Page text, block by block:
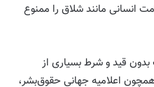
انسانی مانند شلاق را ممنوع
بدون قید و شرط بسیاری از
اعلامیه جهانی حقوق‌بشر،